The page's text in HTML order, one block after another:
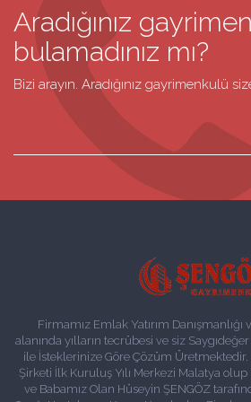
Aradığınız
bulamadınız mı?
Bizi arayın. Aradığınız gayrimenkulü
Firmamız Emlak Yatırım
alanında yılların tecrübesi ve siz Saygıdeğer
ile İsteklerinize Göre Çözüm
Şirketi İlk Kuruluş Yılı Merkezi Malatya
ve Babamız Olan Hüseyin ŞENGÖZ